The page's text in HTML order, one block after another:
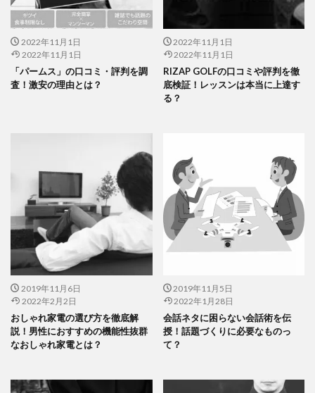
2022年11月1日
2022年11月1日
「パームス」の口コミ・評判を調
査！激安の理由とは？
2022年11月1日
2022年11月1日
RIZAP GOLFの口コミや評判を徹
底検証！レッスンは本当に上達す
る？
2019年11月6日
2022年2月2日
おしゃれ家電の選び方を徹底解
説！男性におすすめの機能性抜群
なおしゃれ家電とは？
2019年11月5日
2022年1月28日
会話ネタに困らない会話術を伝
授！話題づくりに必要なものっ
て？